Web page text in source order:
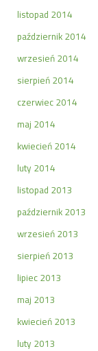
listopad 2014
październik 2014
wrzesień 2014
sierpień 2014
czerwiec 2014
maj 2014
kwiecień 2014
luty 2014
listopad 2013
październik 2013
wrzesień 2013
sierpień 2013
lipiec 2013
maj 2013
kwiecień 2013
luty 2013